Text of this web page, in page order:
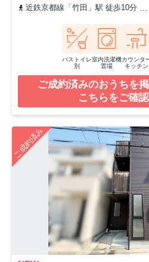
近鉄京都線「竹田」駅 徒歩10分
バストイレ
別
室内洗濯機
置場
カウンタ
キッチン
ご成約済みのおうちを
こちらをご確
ご成約済み